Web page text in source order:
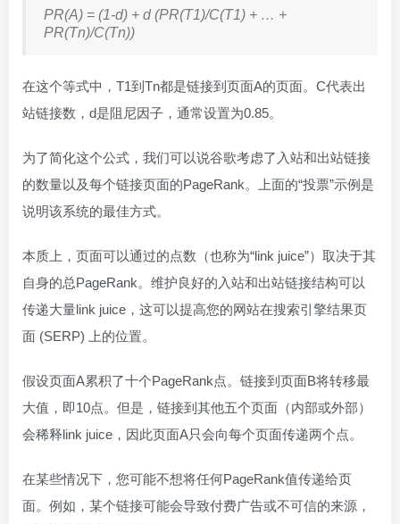
PR(A) = (1‑d) + d (PR(T1)/C(T1) + … +
PR(Tn)/C(Tn))
在这个等式中，T1到Tn都是链接到页面A的页面。C代表出
站链接数，d是阻尼因子，通常设置为0.85。
为了简化这个公式，我们可以说谷歌考虑了入站和出站链接
的数量以及每个链接页面的PageRank。上面的“投票”示例是
说明该系统的最佳方式。
本质上，页面可以通过的点数（也称为“link juice”）取决于其
自身的总PageRank。维护良好的入站和出站链接结构可以
传递大量link juice，这可以提高您的网站在搜索引擎结果页
面 (SERP) 上的位置。
假设页面A累积了十个PageRank点。链接到页面B将转移最
大值，即10点。但是，链接到其他五个页面（内部或外部）
会稀释link juice，因此页面A只会向每个页面传递两个点。
在某些情况下，您可能不想将任何PageRank值传递给页
面。例如，某个链接可能会导致付费广告或不可信的来源，